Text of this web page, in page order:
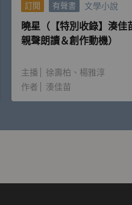
訂閱 有聲書 文學小說
曉星（【特別收錄】湊佳
親聲朗讀＆創作動機）
主播 徐壽柏
楊雅淳
作者
湊佳苗